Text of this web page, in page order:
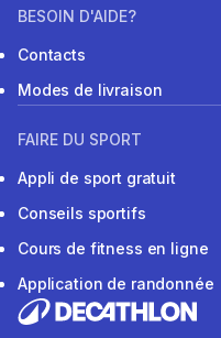
BESOIN D'AIDE?
Contacts
Modes de livraison
FAIRE DU SPORT
Appli de sport gratuit
Conseils sportifs
Cours de fitness en ligne
Application de randonnée